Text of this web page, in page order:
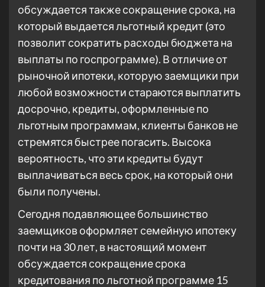
обсуждается также сокращение срока, на
который выдается льготный кредит (это
позволит сократить расходы бюджета на
выплаты по госпрограмме). В отличие от
рыночной ипотеки, которую заемщики при
любой возможности стараются выплатить
досрочно, кредиты, оформленные по
льготным программам, клиенты банков не
стремятся быстрее погасить. Высока
вероятность, что эти кредиты будут
выплачиваться весь срок, на который они
были получены.
Сегодня подавляющее большинство
заемщиков оформляет семейную ипотеку
почти на 30 лет, в настоящий момент
обсуждается сокращение срока
кредитования по льготной программе 15